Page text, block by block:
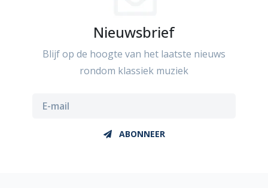
Nieuwsbrief
Blijf op de hoogte van het laatste nieuws
rondom klassiek muziek
ABONNEER